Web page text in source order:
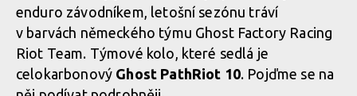
enduro závodníkem, letošní sezónu tráví
v barvách německého týmu Ghost Factory Racing
Riot Team. Týmové kolo, které sedlá je
celokarbonový Ghost PathRiot 10. Pojďme se na